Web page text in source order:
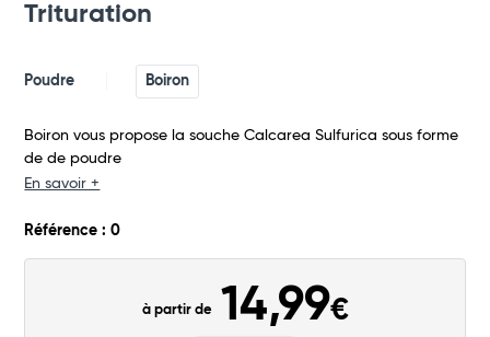
Total
Trituration
Poudre Boiron
Boiron vous propose la souche Calcarea Sulfurica sous forme
de de poudre
En savoir +
Référence : 0
à partir de 14,99€